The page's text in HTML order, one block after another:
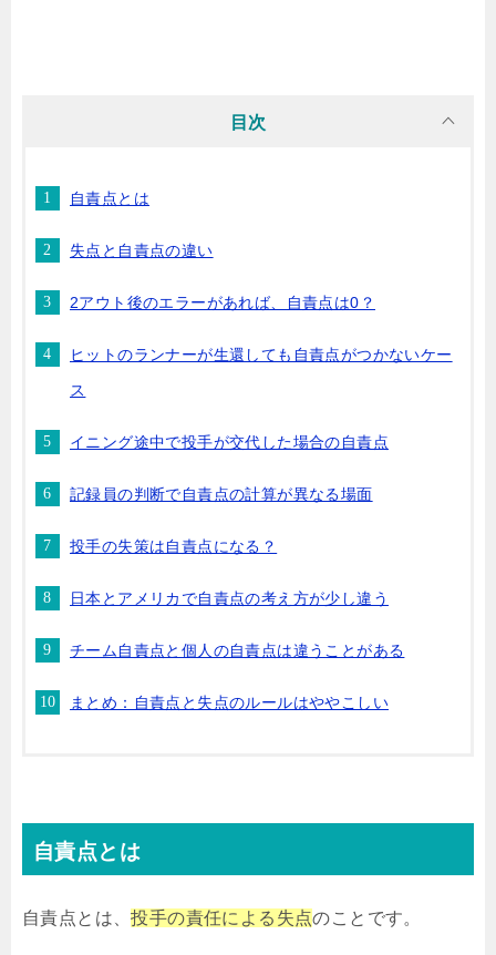
目次
自責点とは
失点と自責点の違い
2アウト後のエラーがあれば、自責点は0？
ヒットのランナーが生還しても自責点がつかないケー
ス
イニング途中で投手が交代した場合の自責点
記録員の判断で自責点の計算が異なる場面
投手の失策は自責点になる？
日本とアメリカで自責点の考え方が少し違う
チーム自責点と個人の自責点は違うことがある
まとめ：自責点と失点のルールはややこしい
自責点とは
自責点とは、投手の責任による失点のことです。